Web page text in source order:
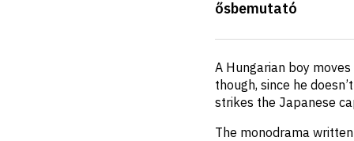
details
ősbemutató
Short
description
A Hungarian boy
though, since he
strikes the Japanese
The monodrama